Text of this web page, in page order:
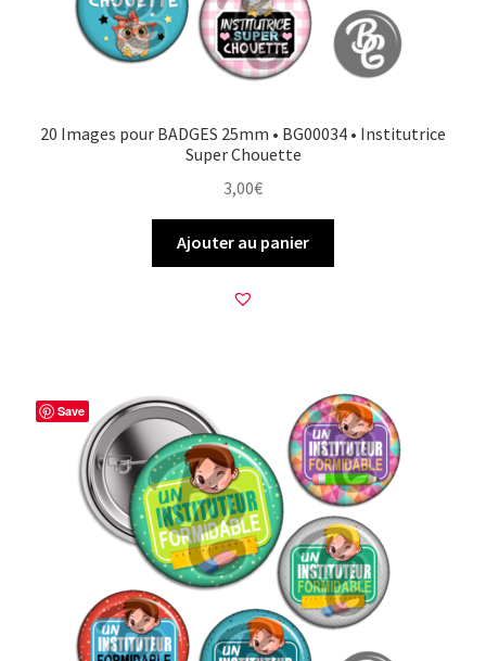
20 Images pour BADGES 25mm • BG00034 • Institutrice
Super Chouette
3,00€
Ajouter au panier
Save